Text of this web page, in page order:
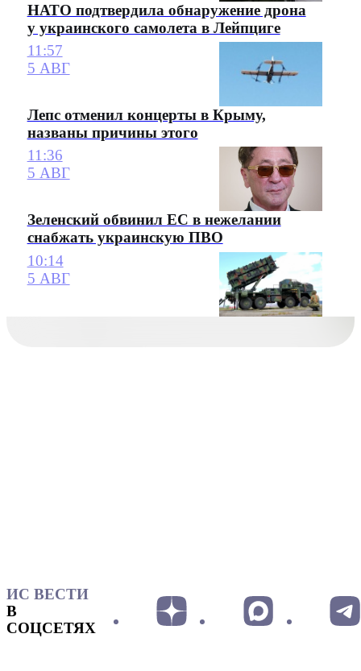
НАТО подтвердила обнаружение дрона
у украинского самолета в Лейпциге
11:57
5 АВГ
Лепс отменил концерты в Крыму,
названы причины этого
11:36
5 АВГ
Зеленский обвинил ЕС в нежелании
снабжать украинскую ПВО
10:14
5 АВГ
ИС ВЕСТИ
В
СОЦСЕТЯХ